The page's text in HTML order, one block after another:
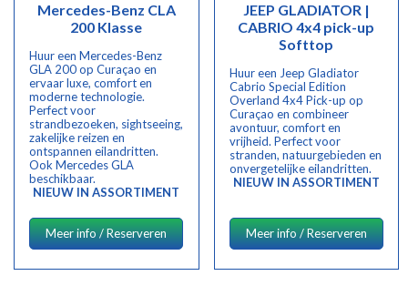
Mercedes-Benz CLA
200 Klasse
Huur een Mercedes-Benz
GLA 200 op Curaçao en
ervaar luxe, comfort en
moderne technologie.
Perfect voor
strandbezoeken, sightseeing,
zakelijke reizen en
ontspannen eilandritten.
Ook Mercedes GLA
beschikbaar.
NIEUW IN ASSORTIMENT
Meer info / Reserveren
JEEP GLADIATOR |
CABRIO 4x4 pick-up
Softtop
Huur een Jeep Gladiator
Cabrio Special Edition
Overland 4x4 Pick-up op
Curaçao en combineer
avontuur, comfort en
vrijheid. Perfect voor
stranden, natuurgebieden en
onvergetelijke eilandritten.
NIEUW IN ASSORTIMENT
Meer info / Reserveren